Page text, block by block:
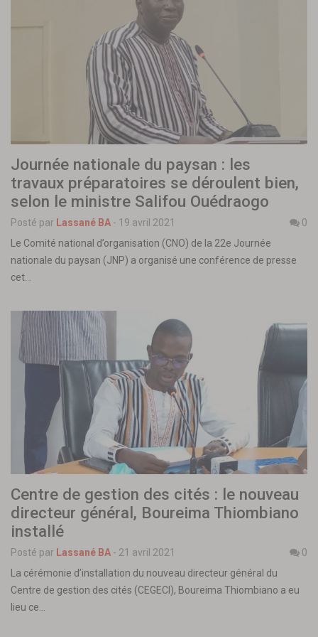
Journée nationale du paysan : les
travaux préparatoires se déroulent bien,
selon le ministre Salifou Ouédraogo
Posté par Lassané BA - 19 avril 2021
0
Le Comité national d’organisation (CNO) de la 22e Journée
nationale du paysan (JNP) a organisé une conférence de presse
cet…
Centre de gestion des cités : le nouveau
directeur général, Boureima Thiombiano
installé
Posté par Lassané BA - 21 avril 2021
0
La cérémonie d’installation du nouveau directeur général du
Centre de gestion des cités (CEGECI), Boureima Thiombiano a eu
lieu ce…